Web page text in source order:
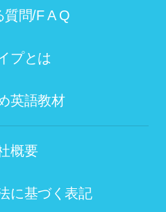
質問/F A Q
プとは
英語教材
概要
に基づく表記